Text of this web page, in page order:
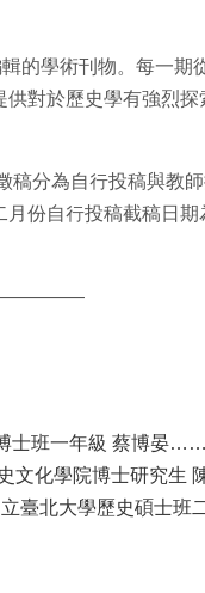
的學術刊物。每一期
對於歷史學有強烈
稿分為自行投稿與教
份自行投稿截稿日
士班一年級 蔡博晏
文化學院博士研究生
臺北大學歷史碩士班